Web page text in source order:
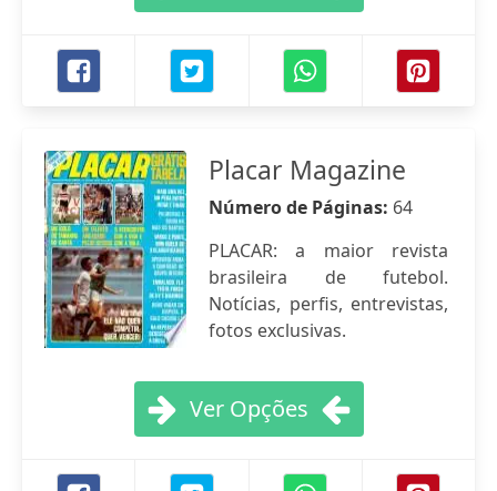
Placar Magazine
Número de Páginas: 64
PLACAR: a maior revista
brasileira de futebol.
Notícias, perfis, entrevistas,
fotos exclusivas.
Ver Opções